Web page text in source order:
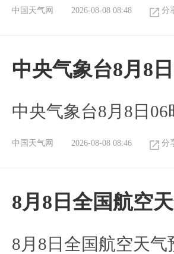
中国天气网 2026-08-08 08:48 分
中央气象台8月8
中央气象台8月8日
中国天气网 2026-08-08 08:46 分
8月8日全国航空
8月8日全国航空天气